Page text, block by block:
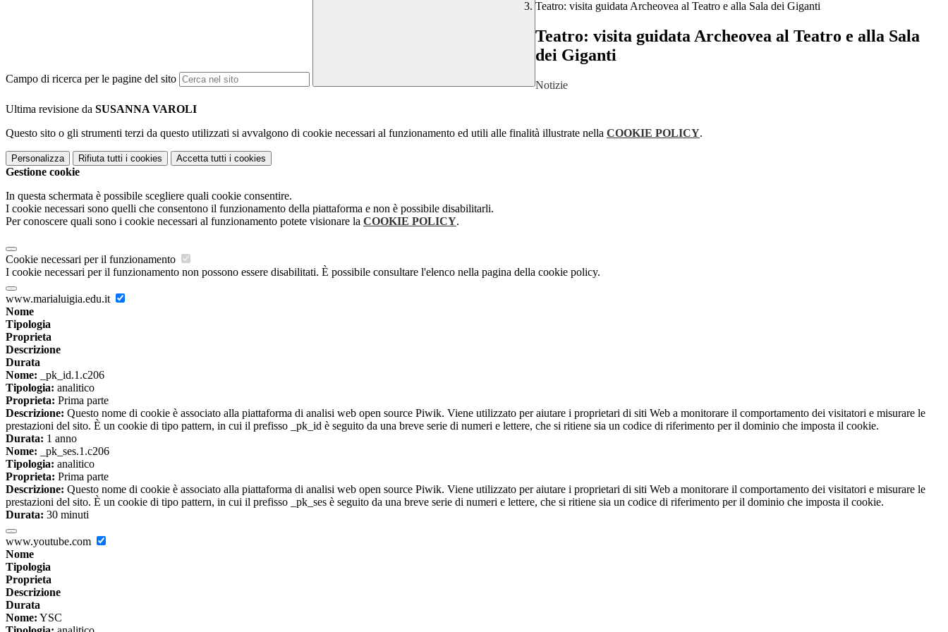
Campo di ricerca per le pagine del sito
Teatro: visita guidata Archeovea al Teatro e alla Sala dei Giganti
Teatro: visita guidata Archeovea al Teatro e alla Sala
dei Giganti
Notizie
Ultima revisione da SUSANNA VAROLI
Questo sito o gli strumenti terzi da questo utilizzati si avvalgono di cookie necessari al funzionamento ed utili alle finalità illustrate nella COOKIE POLICY.
Personalizza Rifiuta tutti i cookies Accetta tutti i cookies
Gestione cookie
In questa schermata è possibile scegliere quali cookie consentire.
I cookie necessari sono quelli che consentono il funzionamento della piattaforma e non è possibile disabilitarli.
Per conoscere quali sono i cookie necessari al funzionamento potete visionare la COOKIE POLICY.
Cookie necessari per il funzionamento
I cookie necessari per il funzionamento non possono essere disabilitati. È possibile consultare l'elenco nella pagina della cookie policy.
www.marialuigia.edu.it
Nome
Tipologia
Proprieta
Descrizione
Durata
Nome: _pk_id.1.c206
Tipologia: analitico
Proprieta: Prima parte
Descrizione: Questo nome di cookie è associato alla piattaforma di analisi web open source Piwik. Viene utilizzato per aiutare i proprietari di siti Web a monitorare il comportamento dei visitatori e misurare le
prestazioni del sito. È un cookie di tipo pattern, in cui il prefisso _pk_id è seguito da una breve serie di numeri e lettere, che si ritiene sia un codice di riferimento per il dominio che imposta il cookie.
Durata: 1 anno
Nome: _pk_ses.1.c206
Tipologia: analitico
Proprieta: Prima parte
Descrizione: Questo nome di cookie è associato alla piattaforma di analisi web open source Piwik. Viene utilizzato per aiutare i proprietari di siti Web a monitorare il comportamento dei visitatori e misurare le
prestazioni del sito. È un cookie di tipo pattern, in cui il prefisso _pk_ses è seguito da una breve serie di numeri e lettere, che si ritiene sia un codice di riferimento per il dominio che imposta il cookie.
Durata: 30 minuti
www.youtube.com
Nome
Tipologia
Proprieta
Descrizione
Durata
Nome: YSC